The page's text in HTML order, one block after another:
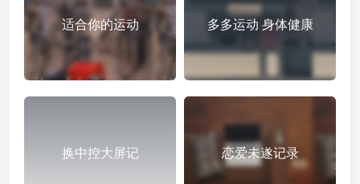
适合你的运动 多多运动 身体健康
换中控大屏记 恋爱未遂记录